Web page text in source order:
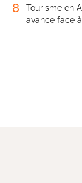
8
Tourisme en
avance face